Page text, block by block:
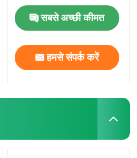
सबसे अच्छी कीमत
हमसे संपर्क करें